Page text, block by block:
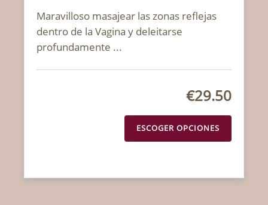
Maravilloso masajear las zonas reflejas
dentro de la Vagina y deleitarse
profundamente ...
€29.50
ESCOGER OPCIONES